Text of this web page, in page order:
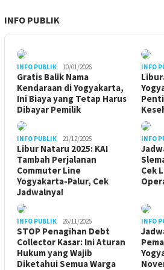
INFO PUBLIK
INFO PUBLIK 10/01/2026
Gratis Balik Nama
Kendaraan di Yogyakarta,
Ini Biaya yang Tetap Harus
Dibayar Pemilik
INFO
INFO PUBLIK 21/12/2025
Libur Nataru 2025: KAI
Tambah Perjalanan
Commuter Line
Yogyakarta-Palur, Cek
Jadwalnya!
INFO
Cek
INFO PUBLIK 26/11/2025
STOP Penagihan Debt
Collector Kasar: Ini Aturan
Hukum yang Wajib
Diketahui Semua Warga
INFO